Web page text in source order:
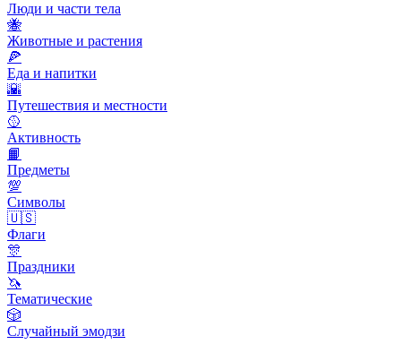
Люди и части тела
🐝
Животные и растения
🍕
Еда и напитки
🌇
Путешествия и местности
🥎
Активность
📙
Предметы
💯
Символы
🇺🇸
Флаги
🎊
Праздники
🦄
Тематические
🎲
Случайный эмодзи